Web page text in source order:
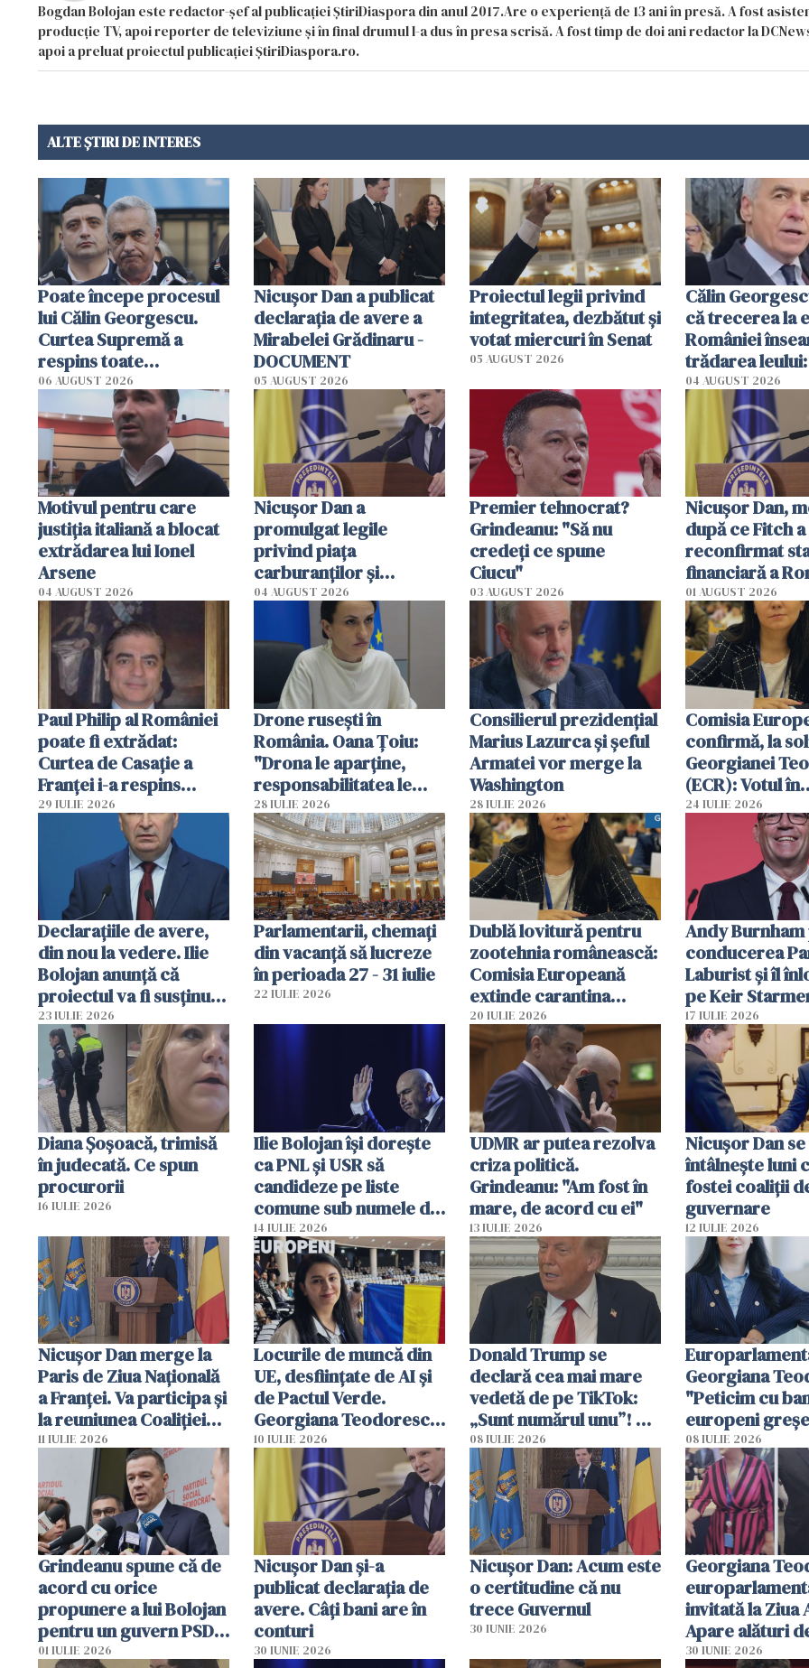
Bogdan Bolojan este redactor-șef al publicației ȘtiriDiaspora din anul 2017.Are o experiență de 13 ani în presă. A fost
producție TV, apoi reporter de televiziune și în final drumul l-a dus în presa scrisă. A fost timp de doi ani redactor la
apoi a preluat proiectul publicației ȘtiriDiaspora.ro.
ALTE ȘTIRI DE INTERES
Poate începe procesul
lui Călin Georgescu.
Curtea Supremă a
respins toate
contestațiile
06 AUGUST 2026
Nicușor Dan a publicat
declarația de avere a
Mirabelei Grădinaru -
DOCUMENT
05 AUGUST 2026
Proiectul legii privind
integritatea, dezbătut şi
votat miercuri în Senat
05 AUGUST 2026
Călin
că trecerea la
României
trădarea
fortăreața
04 AUGUST 2026
Motivul pentru care
justiția italiană a blocat
extrădarea lui Ionel
Arsene
04 AUGUST 2026
Nicuşor Dan a
promulgat legile
privind piaţa
carburanţilor şi
prelungirea TVA redus
la locuinţe
04 AUGUST 2026
Premier tehnocrat?
Grindeanu: "Să nu
credeți ce spune
Ciucu"
03 AUGUST 2026
Nicuşor Dan,
după ce Fitch a
reconfirmat
financiară a
01 AUGUST 2026
Paul Philip al României
poate fi extrădat:
Curtea de Casaţie a
Franţei i-a respins
recursul
29 IULIE 2026
Drone rusești în
România. Oana Ţoiu:
"Drona le aparţine,
responsabilitatea le
aparţine, România nu
acceptă asta"
28 IULIE 2026
Consilierul prezidenţial
Marius Lazurca și șeful
Armatei vor merge la
Washington
28 IULIE 2026
Comisia
confirmă, la
Georgianei
(ECR): Votul în
unanimitate ar
reconsiderat în
24 IULIE 2026
Declarațiile de avere,
din nou la vedere. Ilie
Bolojan anunță că
proiectul va fi susținut
în Parlament
23 IULIE 2026
Parlamentarii, chemați
din vacanță să lucreze
în perioada 27 - 31 iulie
22 IULIE 2026
Dublă lovitură pentru
zootehnia românească:
Comisia Europeană
extinde carantina
națională
20 IULIE 2026
Andy
conducerea
Laburist și îl
pe Keir
premier al
17 IULIE 2026
Diana Șoșoacă, trimisă
în judecată. Ce spun
procurorii
16 IULIE 2026
Ilie Bolojan își dorește
ca PNL și USR să
candideze pe liste
comune sub numele de
"polul de modernizare"
14 IULIE 2026
UDMR ar putea rezolva
criza politică.
Grindeanu: "Am fost în
mare, de acord cu ei"
13 IULIE 2026
Nicuşor Dan se
întâlnește luni
fostei coaliţii
guvernare
12 IULIE 2026
Nicuşor Dan merge la
Paris de Ziua Naţională
a Franţei. Va participa şi
la reuniunea Coaliţiei
de Voinţă
11 IULIE 2026
Locurile de muncă din
UE, desființate de AI și
de Pactul Verde.
Georgiana Teodorescu
(ECR): La ce să se
aștepte angajații / video
10 IULIE 2026
Donald Trump se
declară cea mai mare
vedetă de pe TikTok:
„Sunt numărul unu”! Ce
arată, de fapt, cifrele
08 IULIE 2026
Georgiana
"Peticim cu
europeni
ideologiei
să protejăm
strategice"
08 IULIE 2026
Grindeanu spune că de
acord cu orice
propunere a lui Bolojan
pentru un guvern PSD:
"Să vină acum și
01 IULIE 2026
Nicuşor Dan şi-a
publicat declaraţia de
avere. Câți bani are în
conturi
30 IUNIE 2026
Nicușor Dan: Acum este
o certitudine că nu
trece Guvernul
30 IUNIE 2026
Georgiana
invitată la Ziua
Apare alături
ambasadorul
30 IUNIE 2026